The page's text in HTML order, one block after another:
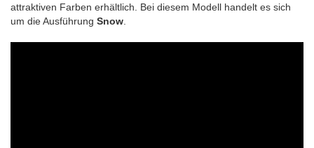
attraktiven Farben erhältlich. Bei diesem Modell handelt es sich
um die Ausführung Snow